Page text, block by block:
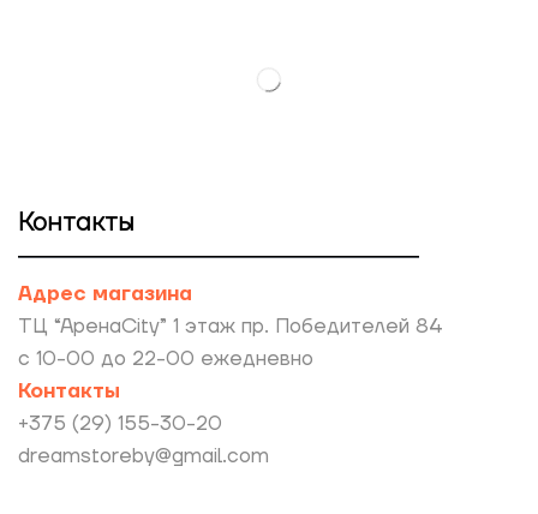
Контакты
Адрес магазина
ТЦ “АренаCity” 1 этаж пр. Победителей 84
с 10-00 до 22-00 ежедневно
Контакты
+375 (29) 155-30-20
dreamstoreby@gmail.com